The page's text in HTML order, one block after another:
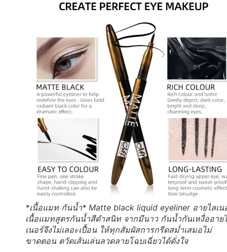
*เนื้อแมท กันน้ำ* Matte black liquid eyeliner อายไลเน
เนื้อแมทสูตรกันน้ำสีดำสนิท จากมีนาว กันน้ำกันเหงื่ออาย
เนอร์จึงไม่เลอะเปื้อน ให้ทุกสัมผัสการกรีดสม่ำเสมอไม่
ขาดตอน ตวัดเส้นเล่นลวดลายโฉบเฉี่ยวได้ดั่งใจ